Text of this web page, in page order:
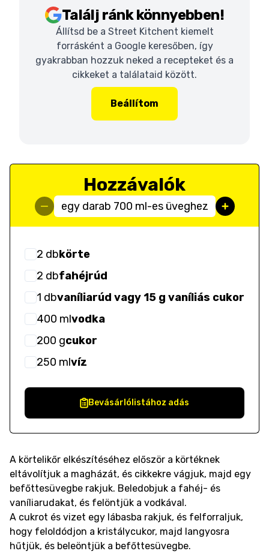
Találj ránk könnyebben!
Állítsd be a Street Kitchent kiemelt
forrásként a Google keresőben, így
gyakrabban hozzuk neked a recepteket és a
cikkeket a találataid között.
Beállítom
Hozzávalók
egy darab 700 ml-es üveghez
2 dbkörte
2 dbfahéjrúd
1 dbvaníliarúd vagy 15 g vaníliás cukor
400 mlvodka
200 gcukor
250 mlvíz
Bevásárlólistához adás
A körtelikőr elkészítéséhez először a körtéknek
eltávolítjuk a magházát, és cikkekre vágjuk, majd egy
befőttesüvegbe rakjuk. Beledobjuk a fahéj- és
vaníliarudakat, és felöntjük a vodkával.
A cukrot és vizet egy lábasba rakjuk, és felforraljuk,
hogy feloldódjon a kristálycukor, majd langyosra
hűtjük, és beleöntjük a befőttesüvegbe.